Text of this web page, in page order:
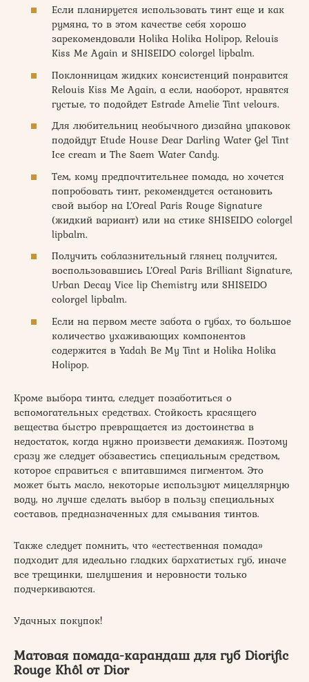
Если планируется использовать тинт еще и как
румяна, то в этом качестве себя хорошо
зарекомендовали Holika Holika Holipop, Relouis
Kiss Me Again и SHISEIDO colorgel lipbalm.
Поклонницам жидких консистенций понравится
Relouis Kiss Me Again, а если, наоборот, нравятся
густые, то подойдет Estrade Amelie Tint velours.
Для любительниц необычного дизайна упаковок
подойдут Etude House Dear Darling Water Gel Tint
Ice cream и The Saem Water Candy.
Тем, кому предпочтительнее помада, но хочется
попробовать тинт, рекомендуется остановить
свой выбор на L’Oreal Paris Rouge Signature
(жидкий вариант) или на стике SHISEIDO colorgel
lipbalm.
Получить соблазнительный глянец получится,
воспользовавшись L’Oreal Paris Brilliant Signature,
Urban Decay Vice lip Chemistry или SHISEIDO
colorgel lipbalm.
Если на первом месте забота о губах, то большое
количество ухаживающих компонентов
содержится в Yadah Be My Tint и Holika Holika
Holipop.
Кроме выбора тинта, следует позаботиться о
вспомогательных средствах. Стойкость красящего
вещества быстро превращается из достоинства в
недостаток, когда нужно произвести демакияж. Поэтому
сразу же следует обзавестись специальным средством,
которое справиться с впитавшимся пигментом. Это
может быть масло, некоторые используют мицеллярную
воду, но лучше сделать выбор в пользу специальных
составов, предназначенных для смывания тинтов.
Также следует помнить, что «естественная помада»
подходит для идеально гладких бархатистых губ, иначе
все трещинки, шелушения и неровности только
подчеркиваются.
Удачных покупок!
Матовая помада-карандаш для губ Diorific
Rouge Khôl от Dior